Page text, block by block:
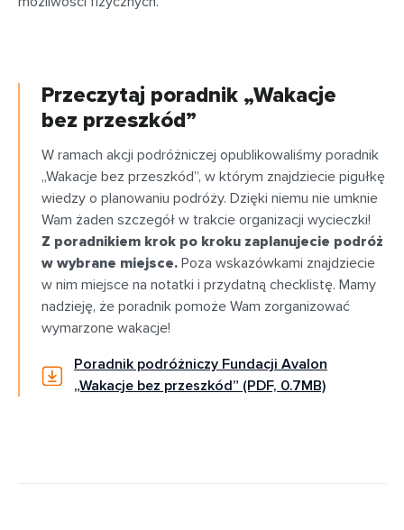
Przeczytaj poradnik „Wakacje
bez przeszkód”
W ramach akcji podróżniczej opublikowaliśmy poradnik
„Wakacje bez przeszkód”, w którym znajdziecie pigułkę
wiedzy o planowaniu podróży. Dzięki niemu nie umknie
Wam żaden szczegół w trakcie organizacji wycieczki!
Z poradnikiem krok po kroku zaplanujecie podróż
w wybrane miejsce. Poza wskazówkami znajdziecie
w nim miejsce na notatki i przydatną checklistę. Mamy
nadzieję, że poradnik pomoże Wam zorganizować
wymarzone wakacje!
Poradnik podróżniczy Fundacji Avalon
„Wakacje bez przeszkód” (PDF, 0.7MB)